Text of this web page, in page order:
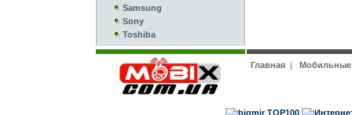
Samsung
Sony
Toshiba
Главная|